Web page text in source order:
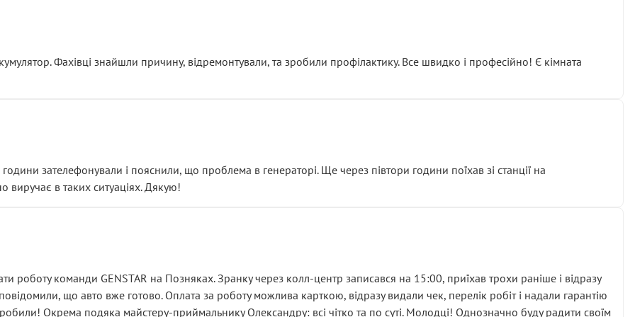
із головним гальмівним циліндром у зборі.
і тоді сервіс наче справив хороше враження. Але згодом знайшов декілька гайок під лобовим склом. Мені
хвилюватися. ( надіюсь новий власник, не застяг в полі))
підірвав.
а “аби швидше і дорожче”. Саме це і псує загальне враження та бажання повертатися.
Фахівці знайшли причину, відремонтували, та зробили профілактику. Все швидко і професійно! Є кімната
зателефонували і пояснили, що проблема в генераторі. Ще через півтори години поїхав зі станції на
виручає в таких ситуаціях. Дякую!
роботу команди GENSTAR на Позняках. Зранку через колл-центр записався на 15:00, приїхав трохи раніше і відразу
що авто вже готово. Оплата за роботу можлива карткою, відразу видали чек, перелік робіт і надали гарантію
Окрема подяка майстеру-приймальнику Олександру: всі чітко та по суті. Молодці! Однозначно буду радити своїм